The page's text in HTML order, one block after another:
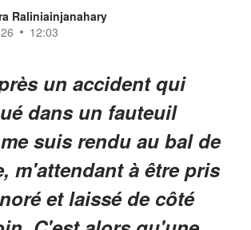
Raliniainjanahary
12:03
un accident qui
dans un fauteuil
suis rendu au bal de
m'attendant à être pris
et laissé de côté